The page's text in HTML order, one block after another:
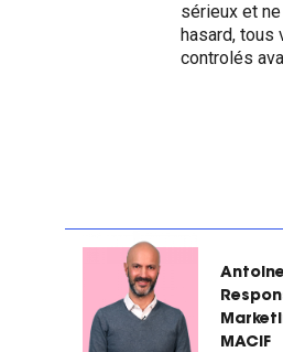
sérieux et
hasard, tous
controlés
MACIF